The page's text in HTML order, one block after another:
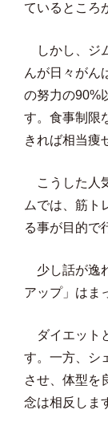
ているところ
しかし、ジ
んが日々がん
の努力の90%
す。食事制限
きれば相当痩
こうした人
ムでは、筋ト
る事が目的で
少し話が逸
アップ」はま
ダイエット
す。一方、シ
させ、体型を
念は相反しま